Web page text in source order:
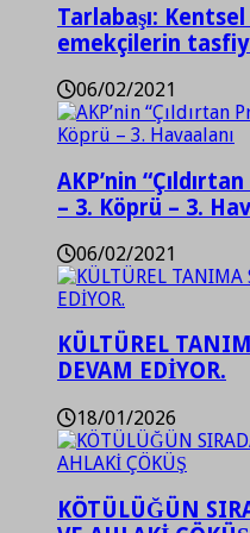
Tarlabaşı:
emekçilerin
06/02/2021
AKP’nin
– 3. Köprü – 3.
06/02/2021
KÜLTÜREL
DEVAM EDİYOR.
18/01/2026
KÖTÜLÜĞÜN